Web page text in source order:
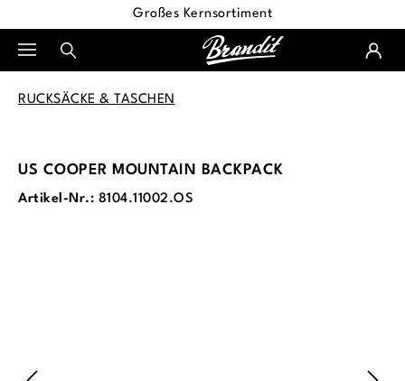
Großes Kernsortiment
RUCKSÄCKE & TASCHEN
US COOPER MOUNTAIN BACKPACK
Artikel-Nr.: 8104.11002.OS